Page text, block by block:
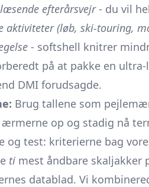
efterårsvejr- du vil
aktiviteter (løb, ski-touring,
- softshell knitrer
på at pakke en
DMI forudsagde.
Brug tallene som
op og stadig nå
og test: kriterierne bag
ti mest åndbare
datablad. Vi